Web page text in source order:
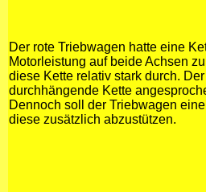
Der rote Triebwagen hatte eine
Motorleistung auf beide Achsen
diese Kette relativ stark durch.
durchhängende Kette
Dennoch soll der Triebwagen
diese zusätzlich abzustützen.